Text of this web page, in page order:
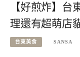
【好煎炸】台
理還有超萌店
台東美食 SANSA